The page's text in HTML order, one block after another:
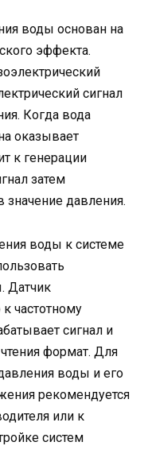
воды основан на
эффекта.
сигнал
Когда вода
оказывает
к генерации
затем
значение давления.
воды к системе
Датчик
частотному
сигнал и
формат. Для
воды и его
рекомендуется
или к
систем